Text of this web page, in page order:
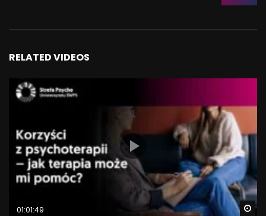
RELATED VIDEOS
01:01:49